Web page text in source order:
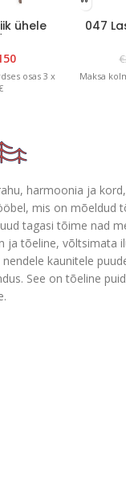
ühele
osas 3 x
047
€
Maksa
harmoonia ja
mis on mõeldud
tagasi tõime nad
ja tõeline, võltsimata
kaunitele
See on tõeline